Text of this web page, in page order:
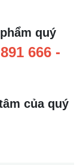
quý
666 -
của quý